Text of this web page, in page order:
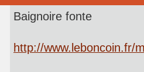
Baignoire fonte
http://www.leboncoin.fr/